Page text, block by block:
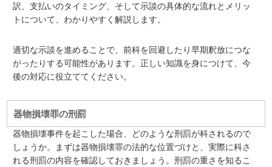
訳、支払いのタイミング、そして示談の具体的な流れとメリッ
トについて、わかりやすく解説します。
適切な示談を進めることで、前科を回避したり早期釈放につな
がったりする可能性があります。正しい知識を身につけて、今
後の対応に役立ててください。
器物損壊罪の刑罰
器物損壊事件を起こした場合、どのような刑罰が科されるので
しょうか。まずは器物損壊罪の法的な位置づけと、実際に科さ
れる刑罰の内容を確認しておきましょう。刑罰の重さを知るこ